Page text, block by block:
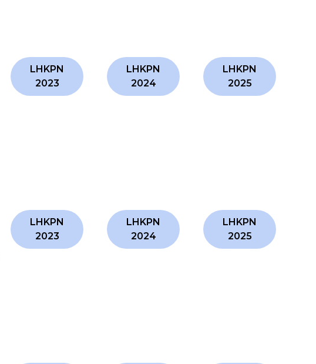
LHKPN
2023
LHKPN
2024
LHKPN
2025
LHKPN
2023
LHKPN
2024
LHKPN
2025